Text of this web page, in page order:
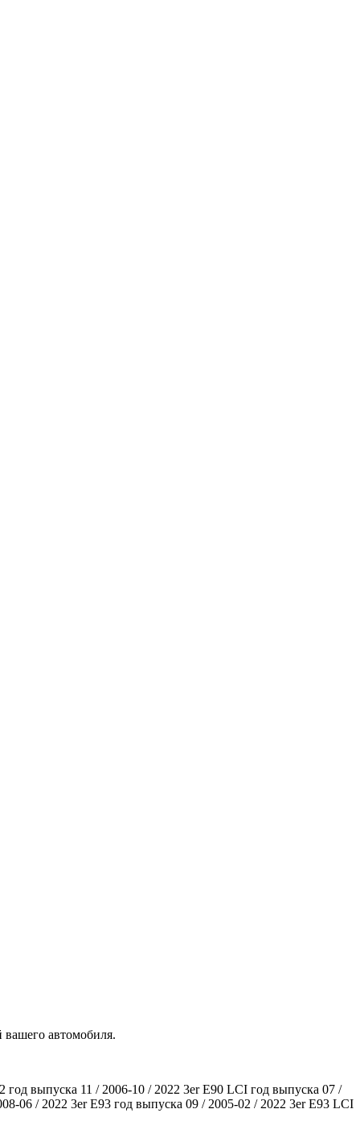
автомобиля.
выпуска 11 / 2006-10 / 2022 3er E90 LCI год выпуска 07 /
06 / 2022 3er E93 год выпуска 09 / 2005-02 / 2022 3er E93 LCI